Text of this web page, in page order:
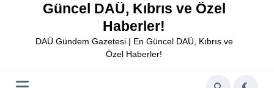
Güncel DAÜ, Kıbrıs ve Özel
Haberler!
DAÜ Gündem Gazetesi | En Güncel DAÜ, Kıbrıs ve
Özel Haberler!